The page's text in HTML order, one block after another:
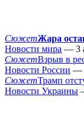
СюжетЖара
Новости мира — 3
СюжетВзрыв в
Новости России —
СюжетТрамп
Новости Украины